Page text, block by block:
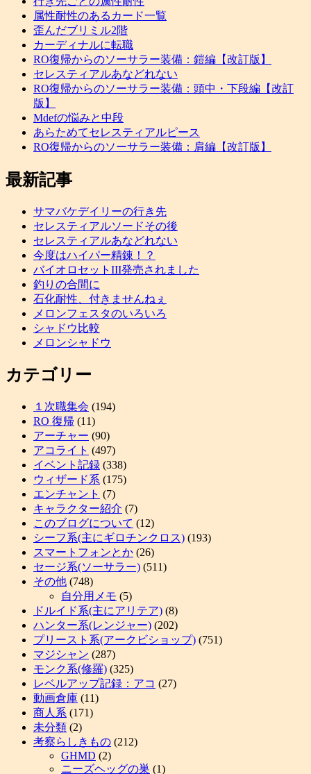
属性耐性のあるカード一覧
歪んだブリミル2階
カーディナルに転職
RO復帰からのソーサラー装備：鎧編【改訂版】
セレスティアルあなどれない
RO復帰からのソーサラー装備：頭中・下段編【改訂
版】
Mdefの悩みと中段
あらためてセレスティアルピース
RO復帰からのソーサラー装備：肩編【改訂版】
最新記事
サマバケデイリーの行き先
セレスティアルソードその後
セレスティアルあなどれない
今度はハイパー精錬！？
バイオロセットIII発売されました
釣りの合間に
石化耐性、付きませんねぇ
メロンフェスタのいろいろ
シャドウ比較
メロンシャドウ
カテゴリー
１次職集会 (194)
RO 復帰 (11)
アーチャー (90)
アコライト (497)
イベント記録 (338)
ウィザード系 (175)
エンチャント (7)
キャラクター紹介 (7)
このブログについて (12)
シーフ系(主にギロチンクロス) (193)
スマートフォンとか (26)
セージ系(ソーサラー) (511)
その他 (748)
自分用メモ (5)
ドルイド系(主にアリテア) (8)
ハンター系(レンジャー) (202)
プリースト系(アークビショップ) (751)
マジシャン (287)
モンク系(修羅) (325)
レベルアップ記録：アコ (27)
動画倉庫 (11)
商人系 (171)
未分類 (2)
考察らしきもの (212)
GHMD (2)
ニーズヘッグの巣 (1)